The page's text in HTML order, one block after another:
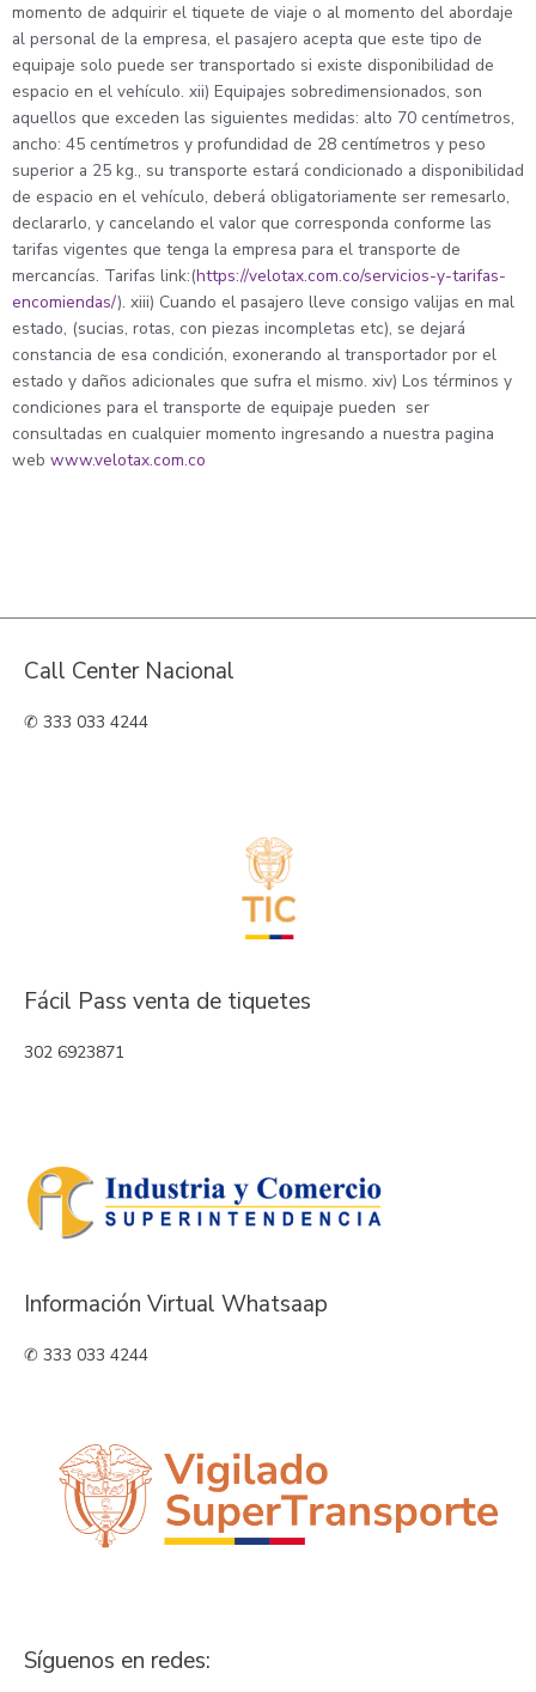
momento de adquirir el tiquete de viaje o al momento del abordaje
al personal de la empresa, el pasajero acepta que este tipo de
equipaje solo puede ser transportado si existe disponibilidad de
espacio en el vehículo. xii) Equipajes sobredimensionados, son
aquellos que exceden las siguientes medidas: alto 70 centímetros,
ancho: 45 centímetros y profundidad de 28 centímetros y peso
superior a 25 kg., su transporte estará condicionado a disponibilidad
de espacio en el vehículo, deberá obligatoriamente ser remesarlo,
declararlo, y cancelando el valor que corresponda conforme las
tarifas vigentes que tenga la empresa para el transporte de
mercancías. Tarifas link:(https://velotax.com.co/servicios-y-tarifas-
encomiendas/). xiii) Cuando el pasajero lleve consigo valijas en mal
estado, (sucias, rotas, con piezas incompletas etc), se dejará
constancia de esa condición, exonerando al transportador por el
estado y daños adicionales que sufra el mismo. xiv) Los términos y
condiciones para el transporte de equipaje pueden ser
consultadas en cualquier momento ingresando a nuestra pagina
web www.velotax.com.co
Call Center Nacional
✆ 333 033 4244
Fácil Pass venta de tiquetes
302 6923871
Información Virtual Whatsaap
✆ 333 033 4244
Síguenos en redes: